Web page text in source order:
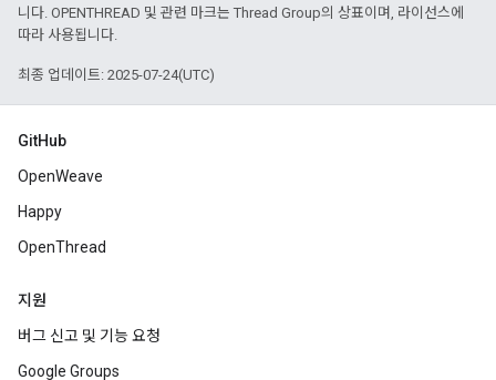
니다. OPENTHREAD 및 관련 마크는 Thread Group의 상표이며, 라이선스에
따라 사용됩니다.
최종 업데이트: 2025-07-24(UTC)
GitHub
OpenWeave
Happy
OpenThread
지원
버그 신고 및 기능 요청
Google Groups